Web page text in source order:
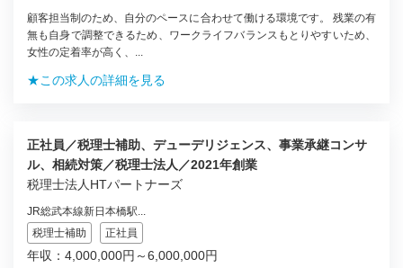
顧客担当制のため、自分のペースに合わせて働ける環境です。 残業の有
無も自身で調整できるため、ワークライフバランスもとりやすいため、
女性の定着率が高く、...
★この求人の詳細を見る
正社員／税理士補助、デューデリジェンス、事業承継コンサ
ル、相続対策／税理士法人／2021年創業
税理士法人HTパートナーズ
JR総武本線新日本橋駅...
税理士補助
正社員
年収：4,000,000円～6,000,000円